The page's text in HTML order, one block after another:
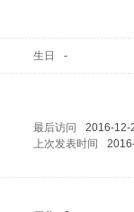
生日 -
最后访问
2016-12-
上次发表时间